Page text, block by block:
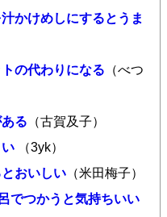
かけめしにするとうま
の代わりになる （べつ
る （古賀及子）
（3yk）
おいしい （米田梅子）
でつかうと気持ちいい